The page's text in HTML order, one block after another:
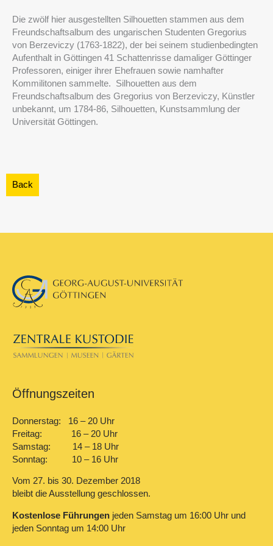
Inhalt
springen
Die zwölf hier ausgestellten Silhouetten stammen aus dem
Freundschaftsalbum des ungarischen Studenten Gregorius
von Berzeviczy (1763-1822), der bei seinem studienbedingten
Aufenthalt in Göttingen 41 Schattenrisse damaliger Göttinger
Professoren, einiger ihrer Ehefrauen sowie namhafter
Kommilitonen sammelte. Silhouetten aus dem
Freundschaftsalbum des Gregorius von Berzeviczy, Künstler
unbekannt, um 1784-86, Silhouetten, Kunstsammlung der
Universität Göttingen.
Öffnungszeiten
Donnerstag: 16 – 20 Uhr
Freitag: 16 – 20 Uhr
Samstag: 14 – 18 Uhr
Sonntag: 10 – 16 Uhr
Vom 27. bis 30. Dezember 2018
bleibt die Ausstellung geschlossen.
Kostenlose Führungen jeden Samstag um 16:00 Uhr und
jeden Sonntag um 14:00 Uhr